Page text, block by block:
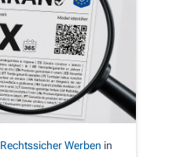
Rechtssicher Werben in